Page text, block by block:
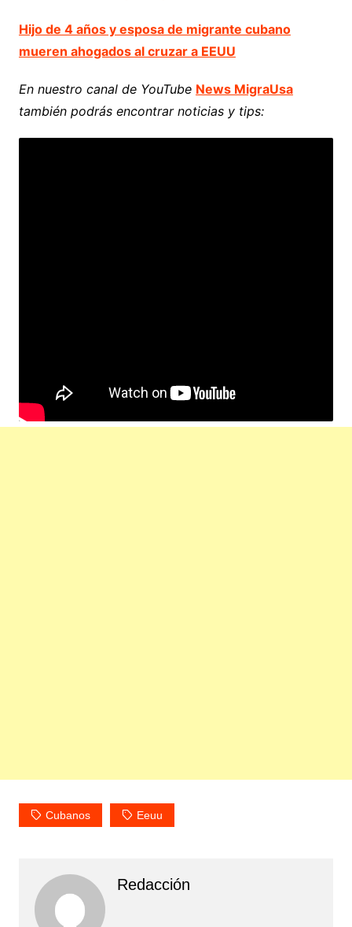
Hijo de 4 años y esposa de migrante cubano
mueren ahogados al cruzar a EEUU
En nuestro canal de YouTube News MigraUsa
también podrás encontrar noticias y tips:
Cubanos Eeuu
Redacción